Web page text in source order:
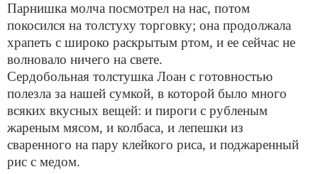
Парнишка молча посмотрел на нас, потом
покосился на толстуху торговку; она продолжала
храпеть с широко раскрытым ртом, и ее сейчас не
волновало ничего на свете.
Сердобольная толстушка Лоан с готовностью
полезла за нашей сумкой, в которой было много
всяких вкусных вещей: и пироги с рубленым
жареным мясом, и колбаса, и лепешки из
сваренного на пару клейкого риса, и поджаренный
рис с медом.